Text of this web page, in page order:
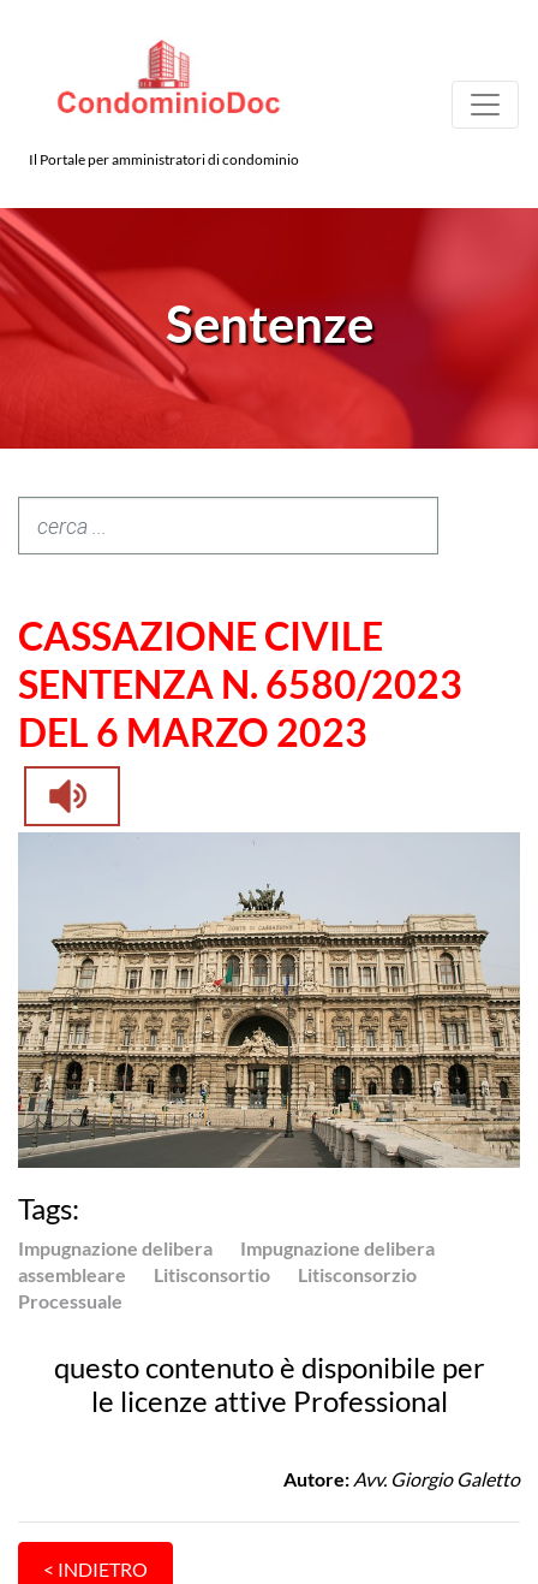
Il Portale per amministratori di condominio
Sentenze
CASSAZIONE CIVILE
SENTENZA N. 6580/2023
DEL 6 MARZO 2023
Tags:
Impugnazione delibera
Impugnazione delibera
assembleare
Litisconsortio
Litisconsorzio
Processuale
questo contenuto è disponibile per
le licenze attive Professional
Autore: Avv. Giorgio Galetto